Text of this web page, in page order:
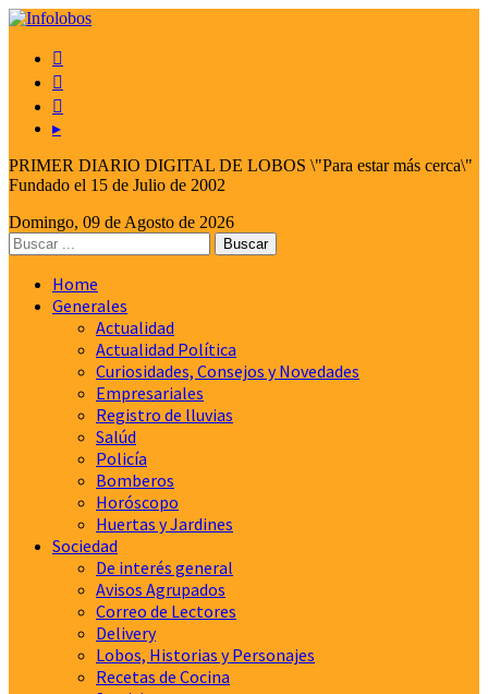



▸
PRIMER DIARIO DIGITAL DE LOBOS \"Para estar más cerca\"
Fundado el 15 de Julio de 2002
Domingo, 09 de Agosto de 2026
Home
Generales
Actualidad
Actualidad Política
Curiosidades, Consejos y Novedades
Empresariales
Registro de lluvias
Salúd
Policía
Bomberos
Horóscopo
Huertas y Jardines
Sociedad
De interés general
Avisos Agrupados
Correo de Lectores
Delivery
Lobos, Historias y Personajes
Recetas de Cocina